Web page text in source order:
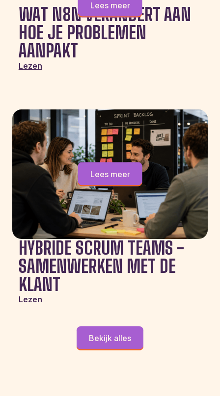
Lees meer
WAT N8N VERANDERT AAN
HOE JE PROBLEMEN
AANPAKT
Lezen
Lees meer
HYBRIDE SCRUM TEAMS -
SAMENWERKEN MET DE
KLANT
Lezen
Bekijk alles